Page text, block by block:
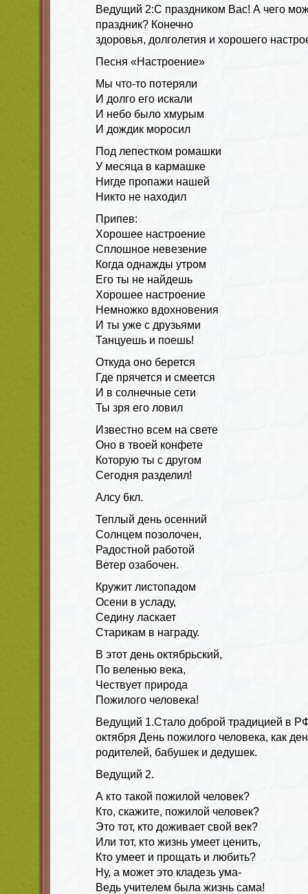
Ведущий 2:С праздником Вас! А чего
праздник? Конечно
здоровья, долголетия и хорошего
Песня «Настроение»
Мы что-то потеряли
И долго его искали
И небо было хмурым
И дождик моросил
Под лепестком ромашки
У месяца в кармашке
Нигде пропажи нашей
Никто не находил
Припев:
Хорошее настроение
Сплошное невезение
Когда однажды утром
Его ты не найдешь
Хорошее настроение
Немножко вдохновения
И ты уже с друзьями
Танцуешь и поешь!
Откуда оно берется
Где прячется и смеется
И в солнечные сети
Ты зря его ловил
Известно всем на свете
Оно в твоей конфете
Которую ты с другом
Сегодня разделил!
Алсу 6кл.
Теплый день осенний
Солнцем позолочен,
Радостной работой
Ветер озабочен.
Кружит листопадом
Осени в усладу,
Седину ласкает
Старикам в награду.
В этот день октябрьский,
По веленью века,
Чествует природа
Пожилого человека!
Ведущий 1.Стало доброй традицией в
октября День пожилого человека, как
родителей, бабушек и дедушек.
Ведущий 2.
А кто такой пожилой человек?
Кто, скажите, пожилой человек?
Это тот, кто доживает свой век?
Или тот, кто жизнь умеет ценить,
Кто умеет и прощать и любить?
Ну, а может это кладезь ума-
Ведь учителем была жизнь сама!